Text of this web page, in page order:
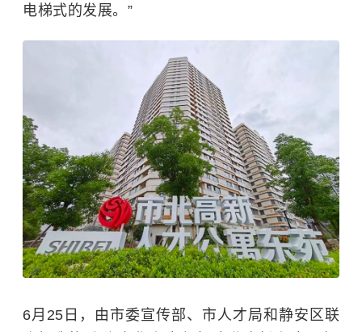
电梯式的发展。”
6月25日，由市委宣传部、市人才局和静安区联